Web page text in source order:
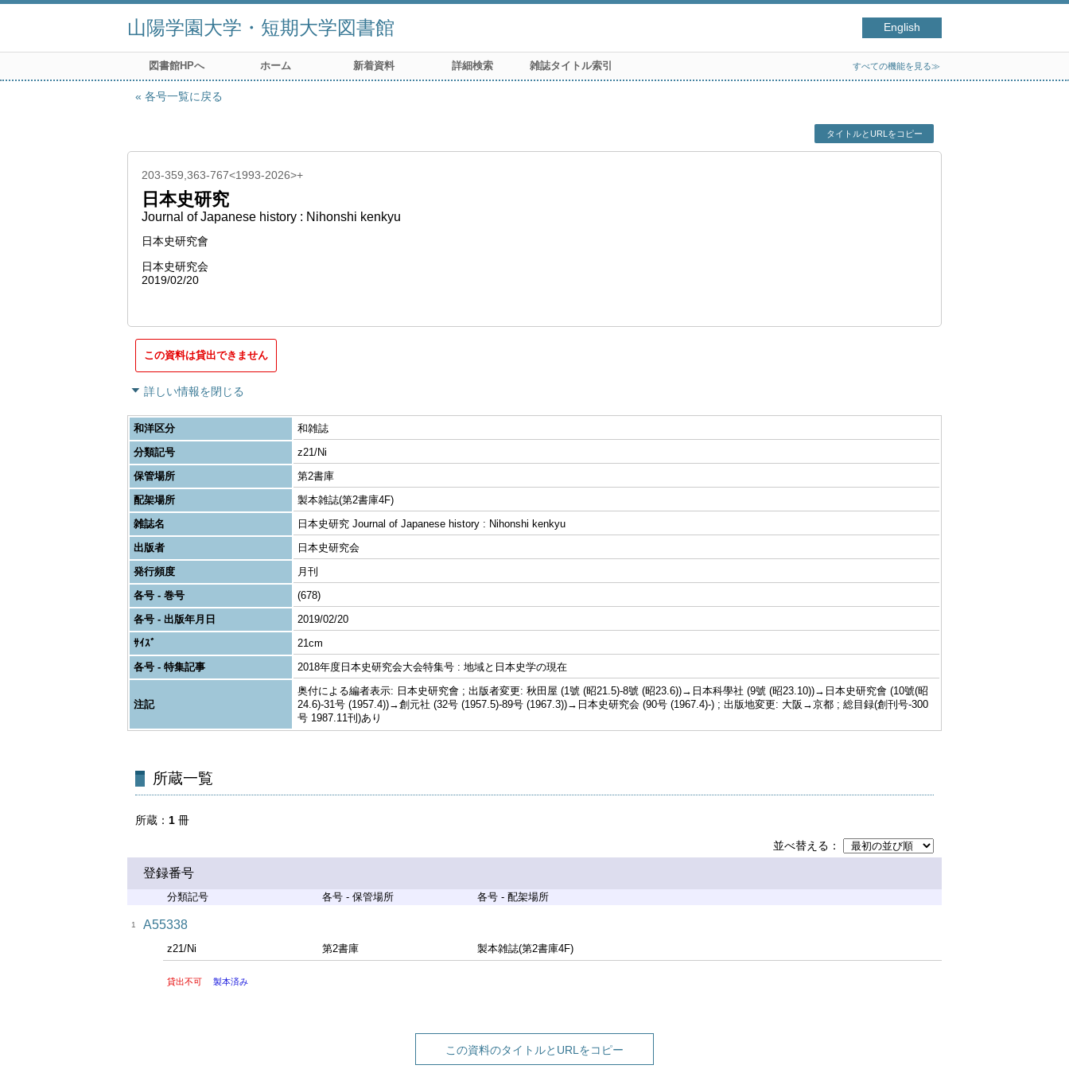
山陽学園大学・短期大学図書館 English
図書館HPへ ホーム 新着資料 詳細検索 雑誌タイトル索引 すべての機能を見る≫
各号一覧に戻る
タイトルとURLをコピー
203-359,363-767<1993-2026>+
日本史研究
Journal of Japanese history : Nihonshi kenkyu
日本史研究會
日本史研究会
2019/02/20
この資料は貸出できません
詳しい情報を閉じる
和洋区分
和雑誌
分類記号
z21/Ni
保管場所
第2書庫
配架場所
製本雑誌(第2書庫4F)
雑誌名
日本史研究 Journal of Japanese history : Nihonshi kenkyu
出版者
日本史研究会
発行頻度
月刊
各号 - 巻号
(678)
各号 - 出版年月日
2019/02/20
ｻｲｽﾞ
21cm
各号 - 特集記事
2018年度日本史研究会大会特集号 : 地域と日本史学の現在
注記
奥付による編者表示: 日本史研究會 ; 出版者変更: 秋田屋 (1號 (昭21.5)-8號 (昭23.6))→日本科學社 (9號 (昭23.10))→日本史研究會 (10號(昭
24.6)-31号 (1957.4))→創元社 (32号 (1957.5)-89号 (1967.3))→日本史研究会 (90号 (1967.4)-) ; 出版地変更: 大阪→京都 ; 総目録(創刊号-300
号 1987.11刊)あり
所蔵一覧
所蔵 1 冊
並べ替える
登録番号
分類記号 各号 - 保管場所 各号 - 配架場所
1 A55338
z21/Ni 第2書庫 製本雑誌(第2書庫4F)
貸出不可 製本済み
この資料のタイトルとURLをコピー